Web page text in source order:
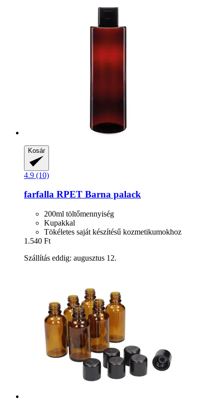
Kosár
4.9 (10)
farfalla RPET Barna palack
200ml töltőmennyiség
Kupakkal
Tökéletes saját készítésű kozmetikumokhoz
1.540 Ft
Szállítás eddig: augusztus 12.